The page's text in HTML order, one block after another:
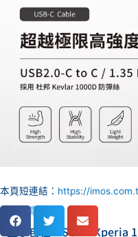
本頁短連結： https://
熱門文章
盡享自在，SONY Xperia